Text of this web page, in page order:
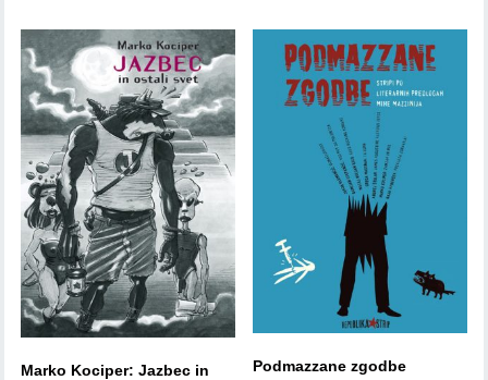
Marko Kociper: Jazbec in
Podmazzane zgodbe